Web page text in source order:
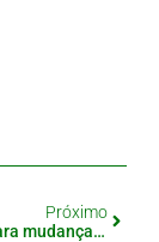
Próximo
Takaichi prepara mudanças na política para estrangeiros